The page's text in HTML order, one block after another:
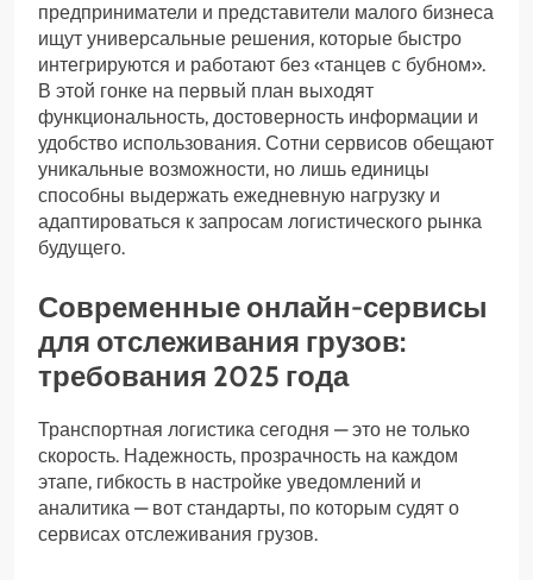
предприниматели и представители малого бизнеса
ищут универсальные решения, которые быстро
интегрируются и работают без «танцев с бубном».
В этой гонке на первый план выходят
функциональность, достоверность информации и
удобство использования. Сотни сервисов обещают
уникальные возможности, но лишь единицы
способны выдержать ежедневную нагрузку и
адаптироваться к запросам логистического рынка
будущего.
Современные онлайн-сервисы
для отслеживания грузов:
требования 2025 года
Транспортная логистика сегодня — это не только
скорость. Надежность, прозрачность на каждом
этапе, гибкость в настройке уведомлений и
аналитика — вот стандарты, по которым судят о
сервисах отслеживания грузов.